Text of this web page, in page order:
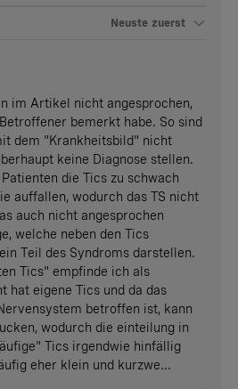
Neuste zuerst
im Artikel nicht angesprochen,
bemerkt habe. So sind
dem "Krankheitsbild" nicht
keine Diagnose stellen.
die Tics zu schwach
auffallen, wodurch das TS nicht
auch nicht angesprochen
welche neben den Tics
Teil des Syndroms darstellen.
Tics" empfinde ich als
hat eigene Tics und da das
betroffen ist, kann
wodurch die einteilung in
Tics irgendwie hinfällig
eher klein und kurzwe...